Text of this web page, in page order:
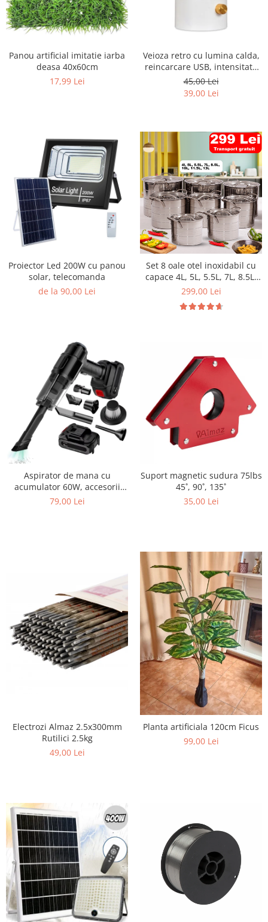
Panou artificial imitatie iarba
deasa 40x60cm
17,99 Lei
Veioza retro cu lumina calda,
reincarcare USB, intensitate
reglabila
45,00 Lei
39,00 Lei
Proiector Led 200W cu panou
solar, telecomanda
de la 90,00 Lei
Set 8 oale otel inoxidabil cu
capace 4L, 5L, 5.5L, 7L, 8.5L,
10L, 11L, 13L
299,00 Lei
Aspirator de mana cu
acumulator 60W, accesorii
incluse, suflanta
79,00 Lei
Suport magnetic sudura 75lbs
45˚, 90˚, 135˚
35,00 Lei
Electrozi Almaz 2.5x300mm
Rutilici 2.5kg
49,00 Lei
Planta artificiala 120cm Ficus
99,00 Lei